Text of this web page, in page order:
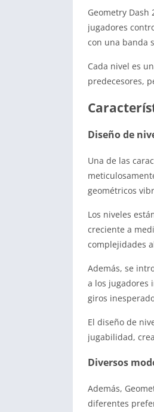
Geometry
jugadores
con una banda
Cada nivel es
predecesores,
Diseño de
Una de las
geométricos
Los niveles
creciente a
complejidades
Además, se
a los jugadores
giros
El diseño de
jugabilidad,
Diversos
Además,
diferentes